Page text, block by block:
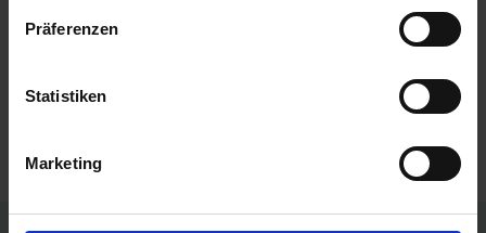
Präferenzen
Statistiken
Marketing
Produkte vergleichen